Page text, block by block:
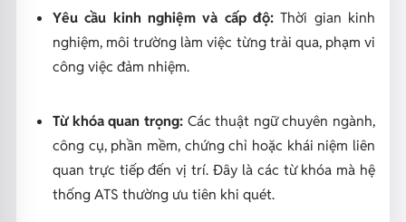
Yêu cầu kinh nghiệm và cấp độ: Thời gian kinh
nghiệm, môi trường làm việc từng trải qua, phạm vi
công việc đảm nhiệm.
Từ khóa quan trọng:Các thuật ngữ chuyên ngành,
công cụ, phần mềm, chứng chỉ hoặc khái niệm liên
quan trực tiếp đến vị trí. Đây là các từ khóa mà hệ
thống ATS thường ưu tiên khi quét.